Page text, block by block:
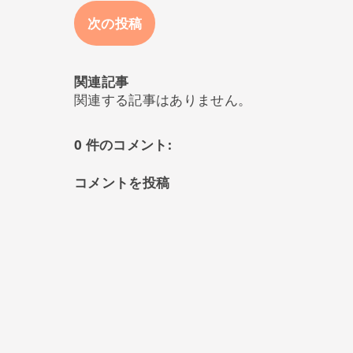
次の投稿
関連記事
関連する記事はありません。
0 件のコメント:
コメントを投稿